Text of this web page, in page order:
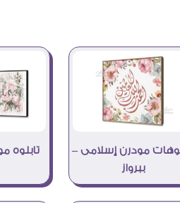
مودرن إسلامى –
ببرواز
تابلوه